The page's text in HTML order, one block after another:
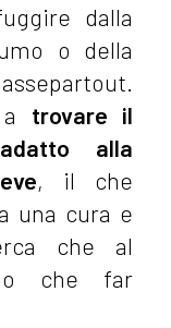
dalla
o della
trovare il
alla
, il che
una cura e
che al
che far